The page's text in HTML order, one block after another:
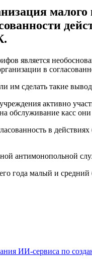
является
в
им сделать такие
активно
обслуживание касс
в
антимонопольной
года малый и
ИИ-сервиса по